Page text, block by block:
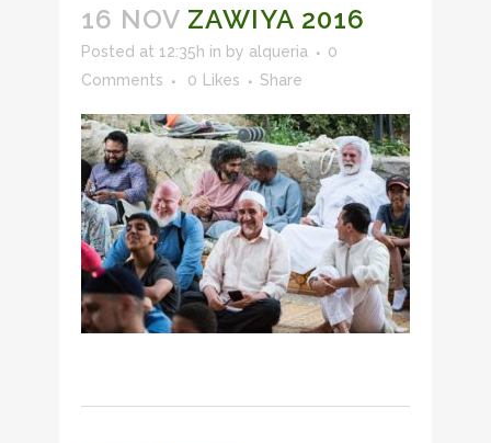
16 NOV ZAWIYA 2016
Posted at 12:35h in by alqueria
0
Comments
0 Likes Share